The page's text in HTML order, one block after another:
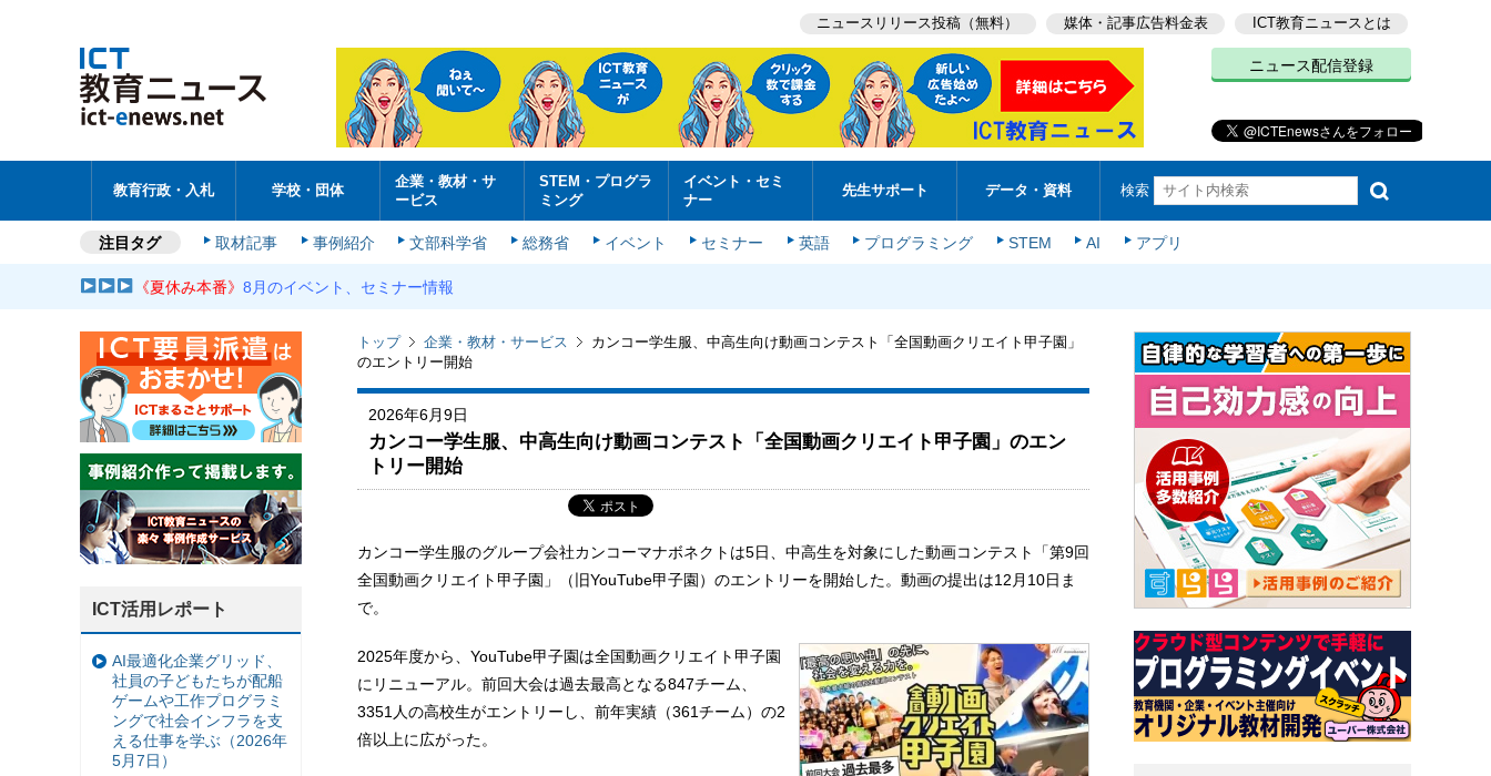
ニュースリリース投稿（無料） 媒体・記事広告料金表 ICT教育ニュースとは
ニュース配信登録
教育行政・入札 学校・団体
企業・教材・サ
ービス
STEM・プログラ
ミング
イベント・セミ
ナー
先生サポート データ・資料 検索
注目タグ 取材記事 事例紹介 文部科学省 総務省 イベント セミナー 英語 プログラミング STEM AI アプリ
《夏休み本番》8月のイベント、セミナー情報
トップ 企業・教材・サービス
カンコー学生服、中高生向け動画コンテスト「全国動画クリエイト甲子園」
のエントリー開始
2026年6月9日
カンコー学生服、中高生向け動画コンテスト「全国動画クリエイト甲子園」のエン
トリー開始
カンコー学生服のグループ会社カンコーマナボネクトは5日、中高生を対象にした動画コンテスト「第9回
全国動画クリエイト甲子園」（旧YouTube甲子園）のエントリーを開始した。動画の提出は12月10日ま
で。
2025年度から、YouTube甲子園は全国動画クリエイト甲子園
にリニューアル。前回大会は過去最高となる847チーム、
3351人の高校生がエントリーし、前年実績（361チーム）の2
倍以上に広がった。
ICT活用レポート
AI最適化企業グリッド、
社員の子どもたちが配船
ゲームや工作プログラミ
ングで社会インフラを支
える仕事を学ぶ（2026年
5月7日）